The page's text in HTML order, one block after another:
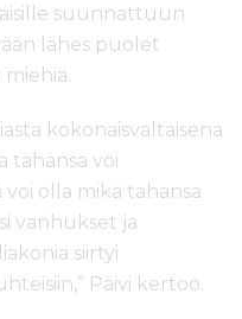
suunnattuun
lähes puolet
kokonaisvaltaisena
tahansa voi
olla mikä tahansa
vanhukset ja
siirtyi
Päivi kertoo.